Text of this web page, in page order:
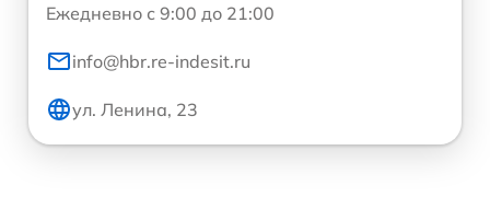
Ежедневно с 9:00 до 21:00
info@hbr.re-indesit.ru
ул. Ленина, 23